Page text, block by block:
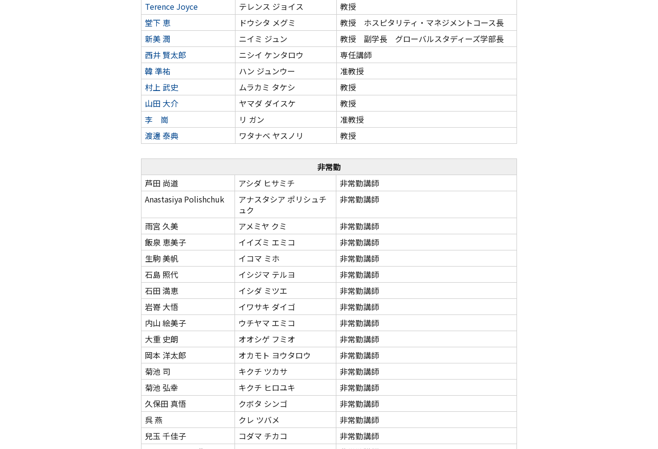
Terence Joyce
テレンス ジョイス
教授
堂下 恵
ドウシタ メグミ
教授 ホスピタリティ・マネジメントコース長
新美 潤
ニイミ ジュン
教授 副学長 グローバルスタディーズ学部長
西井 賢太郎
ニシイ ケンタロウ
専任講師
韓 準祐
ハン ジュンウー
准教授
村上 武史
ムラカミ タケシ
教授
山田 大介
ヤマダ ダイスケ
教授
李 崗
リ ガン
准教授
渡邊 泰典
ワタナベ ヤスノリ 教授
非常勤
芦田 尚道
アシダ ヒサミチ
非常勤講師
Anastasiya Polishchuk
アナスタシア ポリシュチ
ュク
非常勤講師
雨宮 久美 アメミヤ クミ
非常勤講師
飯泉 恵美子
イイズミ エミコ
非常勤講師
生駒 美帆
イコマ ミホ
非常勤講師
石島 照代
イシジマ テルヨ
非常勤講師
石田 満恵
イシダ ミツエ
非常勤講師
岩嵜 大悟
イワサキ ダイゴ
非常勤講師
内山 絵美子
ウチヤマ エミコ
非常勤講師
大重 史朗
オオシゲ フミオ
非常勤講師
岡本 洋太郎
オカモト ヨウタロウ
非常勤講師
菊池 司
キクチ ツカサ
非常勤講師
菊池 弘幸
キクチ ヒロユキ
非常勤講師
久保田 真悟
クボタ シンゴ
非常勤講師
呉 燕
クレ ツバメ
非常勤講師
兒⽟ 千佳⼦
コダマ チカコ
非常勤講師